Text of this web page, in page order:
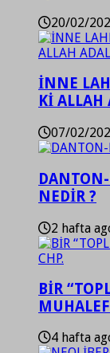
20/02/
İNNE
Kİ ALLAH
07/02/
DANTON-
NEDİR ?
2 hafta
BİR
4 hafta